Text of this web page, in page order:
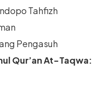
Tahfizh
Pengasuh
Qur’an At-Taqwa: